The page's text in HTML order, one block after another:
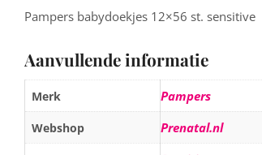
Pampers babydoekjes 12×56 st. sensitive
Aanvullende informatie
Merk Pampers
Webshop Prenatal.nl